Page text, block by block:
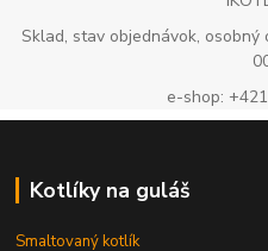
Sklad, stav objednávok,
e-shop:
Kotlíky na guláš
Smaltovaný kotlík